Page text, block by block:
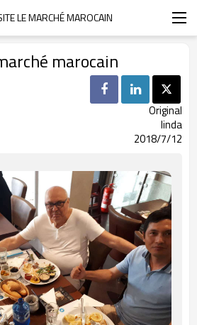
LE MARCHÉ MAROCAIN
marocain
Original
linda
2018/7/12